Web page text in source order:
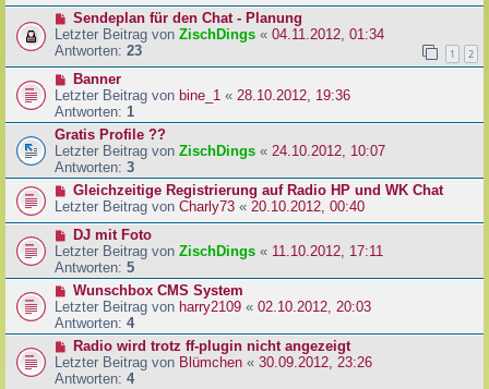
Sendeplan für den Chat - Planung
Letzter Beitrag von ZischDings « 04.11.2012, 01:34
Antworten: 23 1 2
Banner
Letzter Beitrag von bine_1 « 28.10.2012, 19:36
Antworten: 1
Gratis Profile ??
Letzter Beitrag von ZischDings « 24.10.2012, 10:07
Antworten: 3
Gleichzeitige Registrierung auf Radio HP und WK Chat
Letzter Beitrag von Charly73 « 20.10.2012, 00:40
DJ mit Foto
Letzter Beitrag von ZischDings « 11.10.2012, 17:11
Antworten: 5
Wunschbox CMS System
Letzter Beitrag von harry2109 « 02.10.2012, 20:03
Antworten: 4
Radio wird trotz ff-plugin nicht angezeigt
Letzter Beitrag von Blümchen « 30.09.2012, 23:26
Antworten: 4